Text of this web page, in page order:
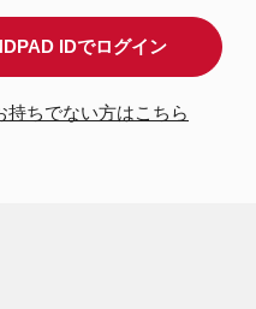
IDでログイン
持ちでない方はこちら